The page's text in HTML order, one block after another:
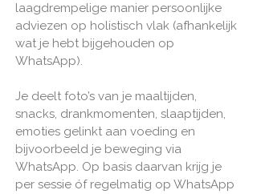
laagdrempelige manier persoonlijke
adviezen op holistisch vlak (afhankelijk
wat je hebt bijgehouden op
WhatsApp).
Je deelt foto’s van je maaltijden,
snacks, drankmomenten, slaaptijden,
emoties gelinkt aan voeding en
bijvoorbeeld je beweging via
WhatsApp. Op basis daarvan krijg je
per sessie óf regelmatig op WhatsApp